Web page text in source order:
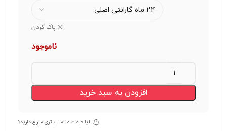
پاک کردن
ناموجود
افزودن به سبد خرید
آیا قیمت مناسب تری سراغ دارید؟